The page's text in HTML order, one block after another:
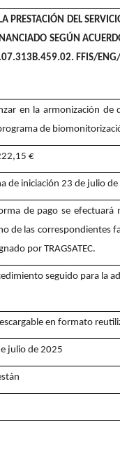
PRESTACIÓN DEL
SEGÚN
FFIS/
en la armonización de
de
€
de iniciación 23 de julio
de pago se efectuará
de las correspondientes
por TRAGSATEC.
seguido para la
en formato
julio de 2025